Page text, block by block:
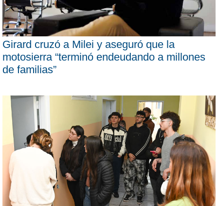
Girard cruzó a Milei y aseguró que la
motosierra “terminó endeudando a millones
de familias”